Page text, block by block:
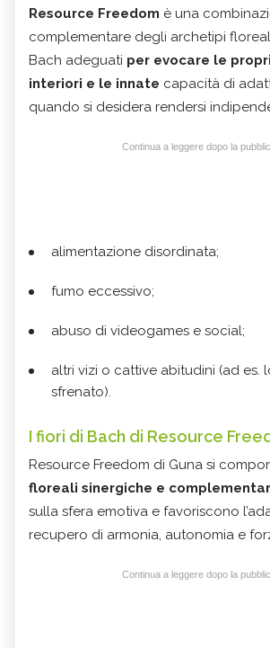
Resource Freedom è una
complementare degli archetipi
Bach adeguati per evocare le
interiori e le innate capacità di
quando si desidera rendersi
Continua a leggere dopo la
alimentazione disordinata;
fumo eccessivo;
abuso di videogames e social;
altri vizi o cattive abitudini (ad es.
sfrenato).
I fiori di Bach di Resource
Resource Freedom di Guna si
floreali sinergiche e
sulla sfera emotiva e favoriscono
recupero di armonia, autonomia e
Continua a leggere dopo la